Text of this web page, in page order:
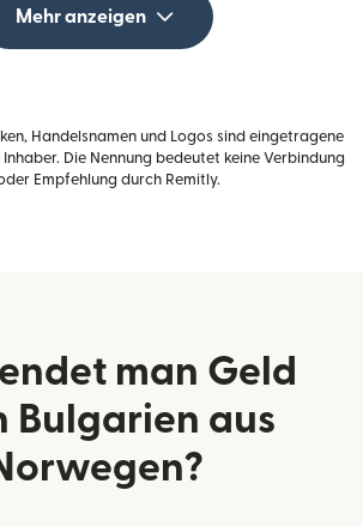
Mehr anzeigen
Handelsnamen und Logos sind eingetragene
Die Nennung bedeutet keine Verbindung
Empfehlung durch Remitly.
man Geld
Bulgarien aus